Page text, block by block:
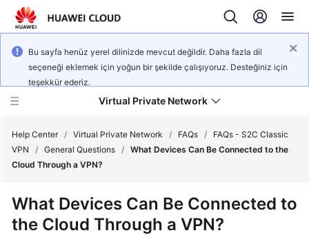
Bu sayfa henüz yerel dilinizde mevcut değildir. Daha fazla dil
seçeneği eklemek için yoğun bir şekilde çalışıyoruz. Desteğiniz için
teşekkür ederiz.
Virtual Private Network
Service
Help Center / Virtual Private Network / FAQs /
FAQs - S2C Classic
VPN
/ General Questions / What Devices Can Be Connected to the
Cloud Through a VPN?
What Devices Can Be Connected to
the Cloud Through a VPN?